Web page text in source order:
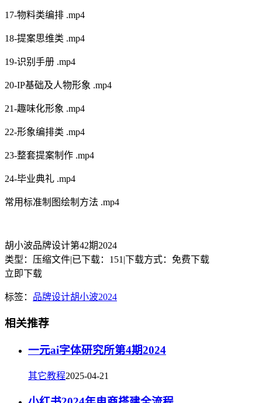
17-物料类编排 .mp4
18-提案思维类 .mp4
19-识别手册 .mp4
20-IP基础及人物形象 .mp4
21-趣味化形象 .mp4
22-形象编排类 .mp4
23-整套提案制作 .mp4
24-毕业典礼 .mp4
常用标准制图绘制方法 .mp4
胡小波品牌设计第42期2024
类型：压缩文件|已下载：151 |下载方式：免费下载
立即下载
标签： 品牌设计胡小波2024
相关推荐
一元ai字体研究所第4期2024
其它教程2025-04-21